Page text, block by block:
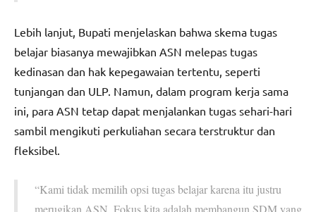
Lebih lanjut, Bupati menjelaskan bahwa skema tugas
belajar biasanya mewajibkan ASN melepas tugas
kedinasan dan hak kepegawaian tertentu, seperti
tunjangan dan ULP. Namun, dalam program kerja sama
ini, para ASN tetap dapat menjalankan tugas sehari-hari
sambil mengikuti perkuliahan secara terstruktur dan
fleksibel.
“Kami tidak memilih opsi tugas belajar karena itu justru
merugikan ASN. Fokus kita adalah membangun SDM yang